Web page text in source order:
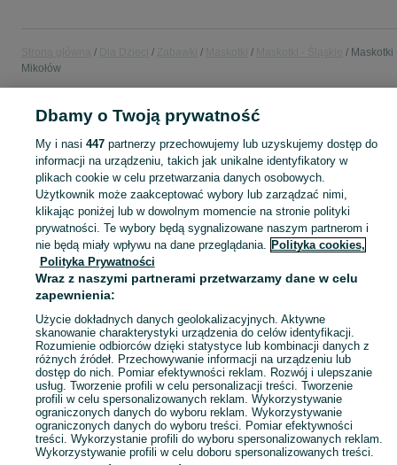
Maskotki
Mikołów
POLSKA » ŚLĄSKIE » MIKOŁÓW
KATEGORIA
domek ogrodowy dla dzieci, basen z kulkami zabawki ogrodowe, zabawki
Zobacz
Mapa kategorii
Mapa miejscowości
Mapa ministron
Popularne wyszukiwania
Dbamy o Twoją prywatność
My i nasi 447partnerzy przechowujemy lub uzyskujemy dostęp do
informacji na urządzeniu, takich jak unikalne identyfikatory w
plikach cookie w celu przetwarzania danych osobowych.
Użytkownik może zaakceptować wybory lub zarządzać nimi,
klikając poniżej lub w dowolnym momencie na stronie polityki
prywatności. Te wybory będą sygnalizowane naszym partnerom i
nie będą miały wpływu na dane przeglądania. Polityka cookies,
Polityka Prywatności
Wraz z naszymi partnerami przetwarzamy dane w celu
zapewnienia:
Użycie dokładnych danych geolokalizacyjnych. Aktywne
skanowanie charakterystyki urządzenia do celów identyfikacji.
Rozumienie odbiorców dzięki statystyce lub kombinacji danych z
różnych źródeł. Przechowywanie informacji na urządzeniu lub
dostęp do nich. Pomiar efektywności reklam. Rozwój i ulepszanie
usług. Tworzenie profili w celu personalizacji treści. Tworzenie
profili w celu spersonalizowanych reklam. Wykorzystywanie
ograniczonych danych do wyboru reklam. Wykorzystywanie
ograniczonych danych do wyboru treści. Pomiar efektywności
treści. Wykorzystanie profili do wyboru spersonalizowanych reklam.
Wykorzystywanie profili w celu doboru spersonalizowanych treści.